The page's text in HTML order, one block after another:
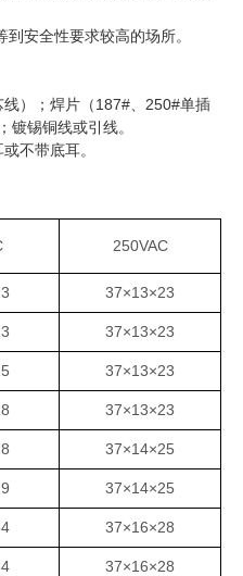
安全性要求较高的场所。
）；焊片（187#、250#单插
镀锡铜线或引线。
不带底耳。
250VAC
37×13×23
37×13×23
37×13×23
37×13×23
37×14×25
37×14×25
37×16×28
37×16×28